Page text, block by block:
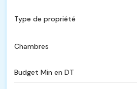
Type de propriété
Chambres